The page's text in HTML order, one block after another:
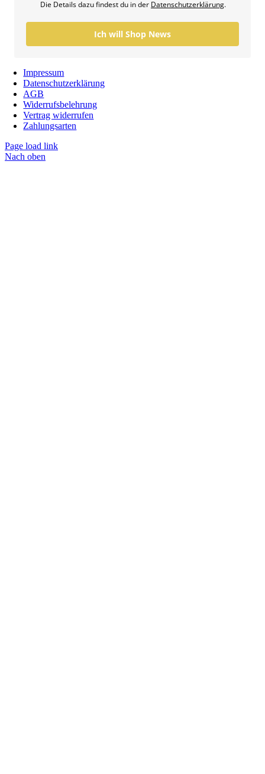
Die Details dazu findest du in der Datenschutzerklärung.
Ich will Shop News
Impressum
Datenschutzerklärung
AGB
Widerrufsbelehrung
Vertrag widerrufen
Zahlungsarten
Page load link
Nach oben